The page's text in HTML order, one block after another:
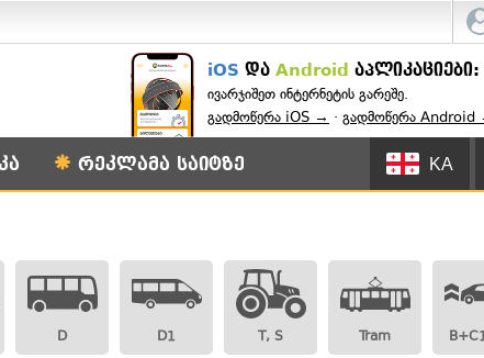
iOS და Android აპლიკაციები:
ივარჯიშეთ ინტერნეტის გარეშე.
გადმოწერა iOS → · გადმოწერა Android
რეკლამა საიტზე KA
D D1 T, S Tram